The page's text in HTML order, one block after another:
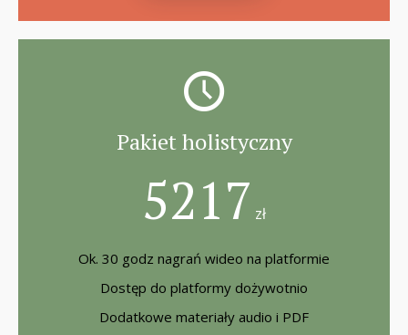
Pakiet holistyczny
5217 zł
Ok. 30 godz nagrań wideo na platformie
Dostęp do platformy dożywotnio
Dodatkowe materiały audio i PDF